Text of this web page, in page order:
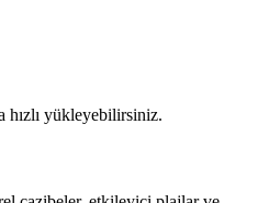
hızlı yükleyebilirsiniz.